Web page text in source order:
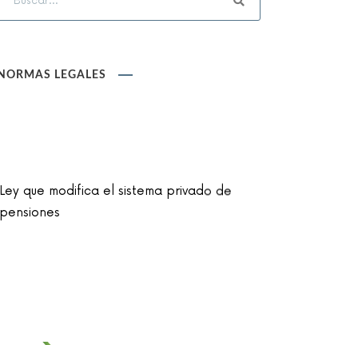
LEGALES
Ley que modifica el sistema privado de
pensiones